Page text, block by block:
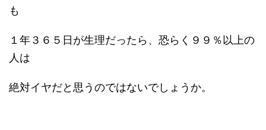
も
１年３６５日が生理だったら、恐らく９９％以上の
人は
絶対イヤだと思うのではないでしょうか。